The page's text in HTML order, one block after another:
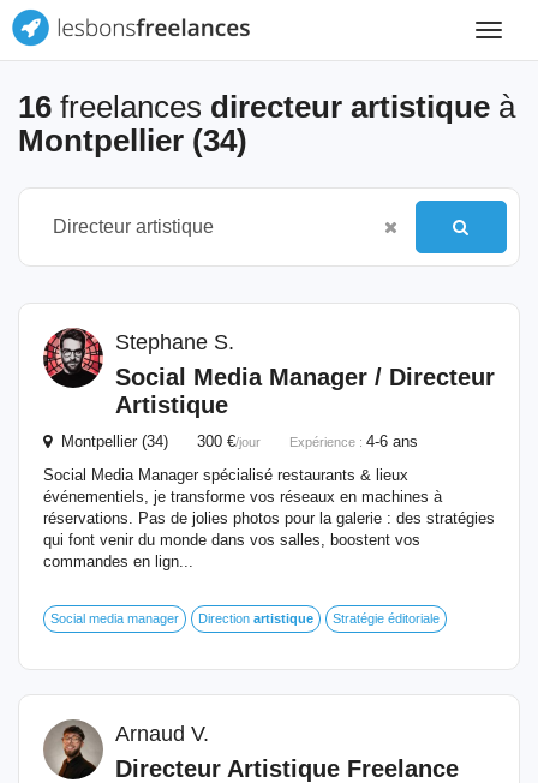
Toggle
16 freelances directeur artistique à
Montpellier (34)
Stephane S.
Social Media Manager / Directeur
Artistique
Montpellier (34) 300 €/jour Expérience : 4-6 ans
Social Media Manager spécialisé restaurants & lieux
événementiels, je transforme vos réseaux en machines à
réservations. Pas de jolies photos pour la galerie : des stratégies
qui font venir du monde dans vos salles, boostent vos
commandes en lign...
Social media manager Direction artistique Stratégie éditoriale
Arnaud V.
Directeur Artistique Freelance